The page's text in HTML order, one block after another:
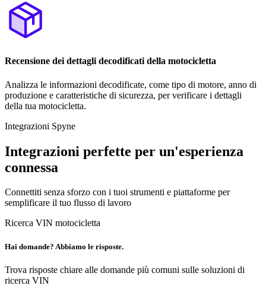
Recensione dei dettagli decodificati della motocicletta
Analizza le informazioni decodificate, come tipo di motore, anno di
produzione e caratteristiche di sicurezza, per verificare i dettagli
della tua motocicletta.
Integrazioni Spyne
Integrazioni perfette per un'esperienza
connessa
Connettiti senza sforzo con i tuoi strumenti e piattaforme per
semplificare il tuo flusso di lavoro
Ricerca VIN motocicletta
Hai domande? Abbiamo le risposte.
Trova risposte chiare alle domande più comuni sulle soluzioni di
ricerca VIN